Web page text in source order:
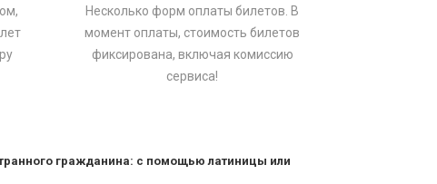
Несколько форм оплаты билетов. В
момент оплаты, стоимость билетов
фиксирована, включая комиссию
сервиса!
гражданина: с помощью латиницы или